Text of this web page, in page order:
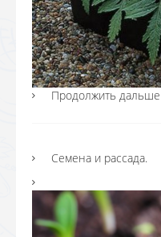
Продолжить дальше
Семена и рассада.